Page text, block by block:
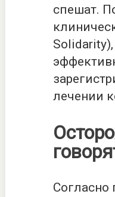
спешат.
лечении
Согласно